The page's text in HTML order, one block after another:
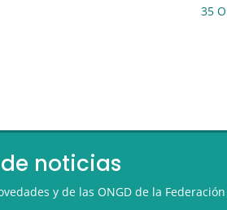
35
noticias
y de las ONGD de la